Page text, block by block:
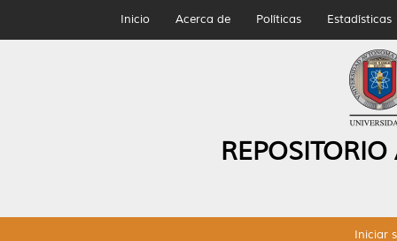
Inicio Acerca de Políticas Estadísticas
Iniciar